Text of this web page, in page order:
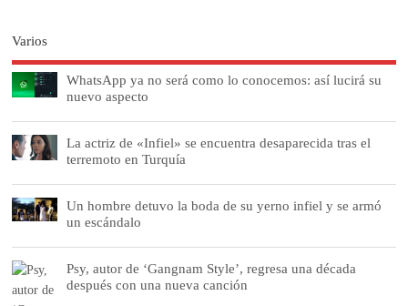
Varios
WhatsApp ya no será como lo conocemos: así lucirá su
nuevo aspecto
La actriz de «Infiel» se encuentra desaparecida tras el
terremoto en Turquía
Un hombre detuvo la boda de su yerno infiel y se armó
un escándalo
Psy, autor de ‘Gangnam Style’, regresa una década
después con una nueva canción